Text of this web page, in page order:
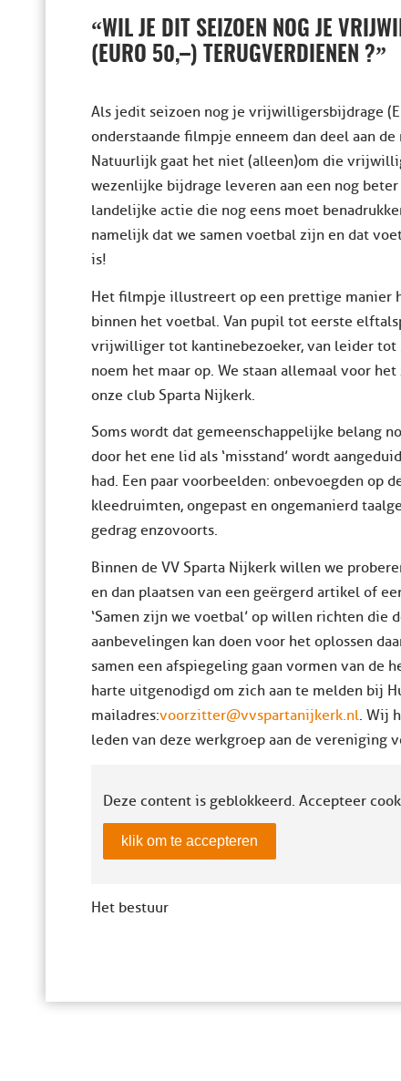
“WIL JE DIT SEIZOEN NOG JE
(EURO 50,–) TERUGVERDIENEN ?”
Als je dit seizoen nog je vrijwilligersbijdrage
onderstaande filmpje en neem dan deel aan
Natuurlijk gaat het niet (alleen)om die
wezenlijke bijdrage leveren aan een nog
landelijke actie die nog eens moet
namelijk dat we samen voetbal zijn en dat
is!
Het filmpje illustreert op een prettige manier
binnen het voetbal. Van pupil tot eerste
vrijwilliger tot kantinebezoeker, van leider
noem het maar op. We staan allemaal voor
onze club Sparta Nijkerk.
Soms wordt dat gemeenschappelijke belang
door het ene lid als ‘misstand’ wordt
had. Een paar voorbeelden: onbevoegden op
kleedruimten, ongepast en ongemanierd
gedrag enzovoorts.
Binnen de VV Sparta Nijkerk willen we
en dan plaatsen van een geërgerd artikel of
‘Samen zijn we voetbal’ op willen richten die
aanbevelingen kan doen voor het oplossen
samen een afspiegeling gaan vormen van de
harte uitgenodigd om zich aan te melden bij
mailadres:voorzitter@vvspartanijkerk.nl. Wij
leden van deze werkgroep aan de vereniging
Deze content is geblokkeerd. Accepteer
klik om te accepteren
Het bestuur